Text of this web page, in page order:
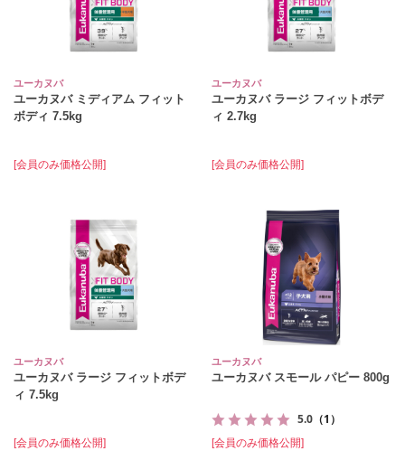
ユーカヌバ
ユーカヌバ ミディアム フィット
ボディ 7.5kg
[会員のみ価格公開]
ユーカヌバ
ユーカヌバ ラージ フィットボデ
ィ 2.7kg
[会員のみ価格公開]
ユーカヌバ
ユーカヌバ ラージ フィットボデ
ィ 7.5kg
[会員のみ価格公開]
ユーカヌバ
ユーカヌバ スモール パピー 800g
5.0 （1）
[会員のみ価格公開]